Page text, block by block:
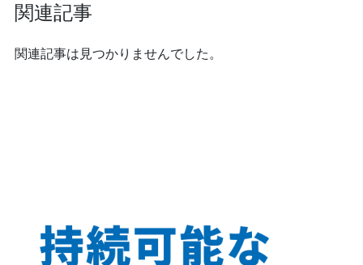
関連記事
関連記事は見つかりませんでした。